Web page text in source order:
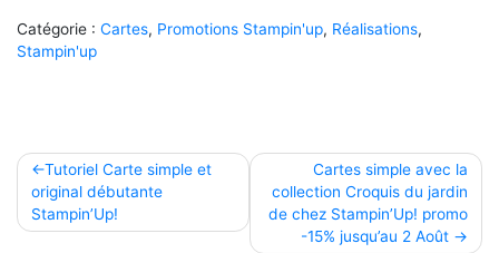
Catégorie : Cartes, Promotions Stampin'up, Réalisations,
Stampin'up
Navigation
de
l’article
Tutoriel Carte simple et
original débutante
Stampin’Up!
Cartes simple avec la
collection Croquis du jardin
de chez Stampin’Up! promo
-15% jusqu’au 2 Août